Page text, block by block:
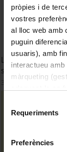
pròpies i de
vostres
al lloc web amb
puguin
usuaris), amb
interactueu
màrqueting
consultar la
Requeriments
Preferències
Lliga Universitària
sanitària ha de
3 Octubre, 2012